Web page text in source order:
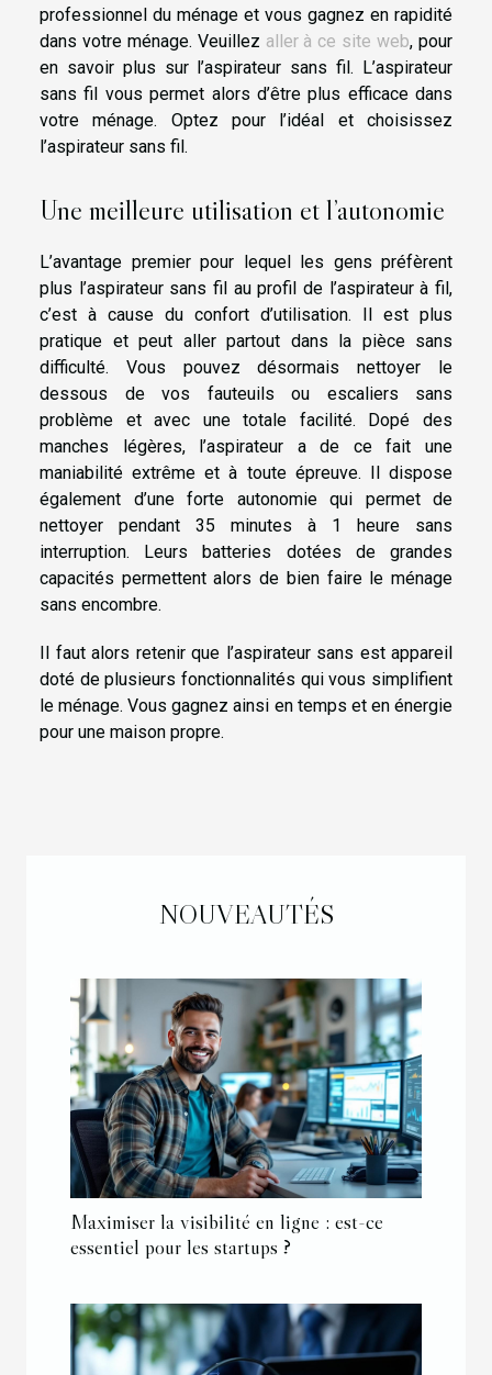
professionnel du ménage et vous gagnez en rapidité
dans votre ménage. Veuillez aller à ce site web, pour
en savoir plus sur l’aspirateur sans fil. L’aspirateur
sans fil vous permet alors d’être plus efficace dans
votre ménage. Optez pour l’idéal et choisissez
l’aspirateur sans fil.
Une meilleure utilisation et l’autonomie
L’avantage premier pour lequel les gens préfèrent
plus l’aspirateur sans fil au profil de l’aspirateur à fil,
c’est à cause du confort d’utilisation. Il est plus
pratique et peut aller partout dans la pièce sans
difficulté. Vous pouvez désormais nettoyer le
dessous de vos fauteuils ou escaliers sans
problème et avec une totale facilité. Dopé des
manches légères, l’aspirateur a de ce fait une
maniabilité extrême et à toute épreuve. Il dispose
également d’une forte autonomie qui permet de
nettoyer pendant 35 minutes à 1 heure sans
interruption. Leurs batteries dotées de grandes
capacités permettent alors de bien faire le ménage
sans encombre.
Il faut alors retenir que l’aspirateur sans est appareil
doté de plusieurs fonctionnalités qui vous simplifient
le ménage. Vous gagnez ainsi en temps et en énergie
pour une maison propre.
NOUVEAUTÉS
Maximiser la visibilité en ligne : est-ce
essentiel pour les startups ?